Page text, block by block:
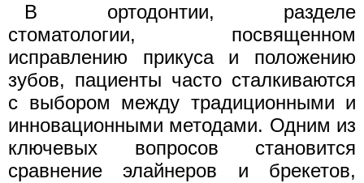
В ортодонтии, разделе
стоматологии, посвященном
исправлению прикуса и положению
зубов, пациенты часто сталкиваются
с выбором между традиционными и
инновационными методами. Одним из
ключевых вопросов становится
сравнение элайнеров и брекетов,